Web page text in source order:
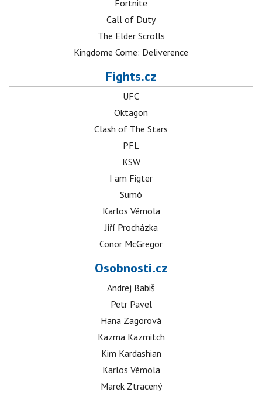
Fortnite
Call of Duty
The Elder Scrolls
Kingdome Come: Deliverence
Fights.cz
UFC
Oktagon
Clash of The Stars
PFL
KSW
I am Figter
Sumó
Karlos Vémola
Jiří Procházka
Conor McGregor
Osobnosti.cz
Andrej Babiš
Petr Pavel
Hana Zagorová
Kazma Kazmitch
Kim Kardashian
Karlos Vémola
Marek Ztracený